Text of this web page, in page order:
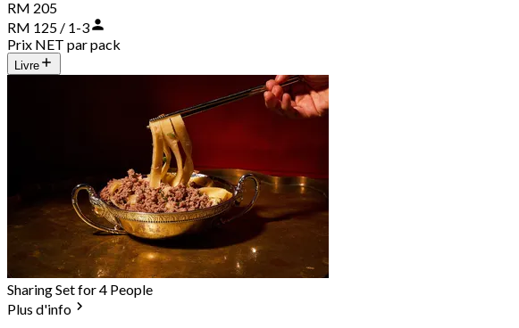
RM 205
RM 125 / 1-3
Prix NET par pack
Livre
Sharing Set for 4 People
Plus d'info